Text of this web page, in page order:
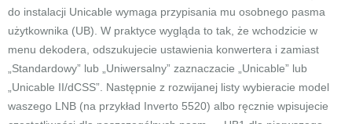
do instalacji Unicable wymaga przypisania mu osobnego pasma
użytkownika (UB). W praktyce wygląda to tak, że wchodzicie w
menu dekodera, odszukujecie ustawienia konwertera i zamiast
„Standardowy” lub „Uniwersalny” zaznaczacie „Unicable” lub
„Unicable II/dCSS”. Następnie z rozwijanej listy wybieracie model
waszego LNB (na przykład Inverto 5520) albo ręcznie wpisujecie